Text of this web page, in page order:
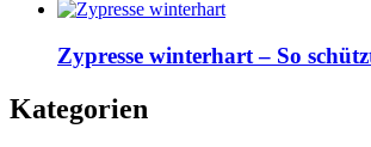
Zypresse winterhart – So
Kategorien